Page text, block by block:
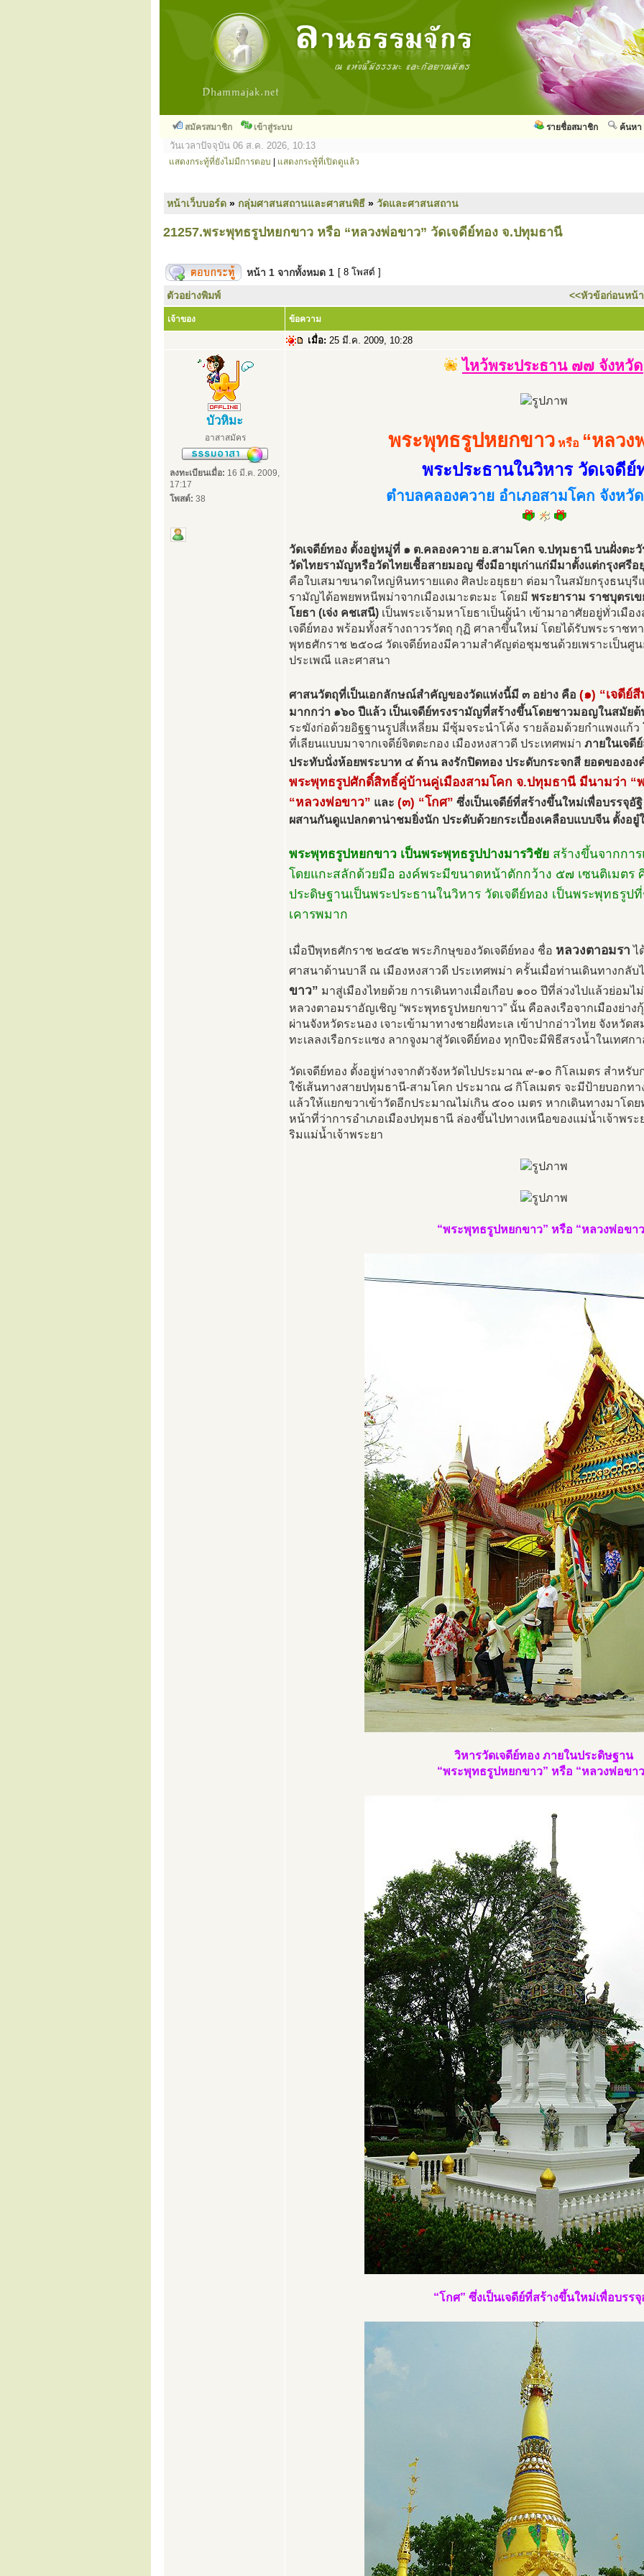
สมัครสมาชิก เข้าสู่ระบบ ค้นหา
รายชื่อสมาชิก
วันเวลาปัจจุบัน 06 ส.ค. 2026, 10:13
แสดงกระทู้ที่ยังไม่มีการตอบ แสดงกระทู้ที่เปิดดูแล้ว
หน้าเว็บบอร์ด » กลุ่มศาสนสถานและศาสนพิธี » วัดและศาสนสถาน
21257.พระพุทธรูปหยกขาว หรือ “หลวงพ่อขาว” วัดเจดีย์ทอง จ.ปทุมธานี
หน้า 1 จากทั้งหมด 1 [ 8 โพสต์ ]
ตัวอย่างพิมพ์ <<หัวข้อก่อนหน้า
เจ้าของ ข้อความ
เมื่อ: 25 มี.ค. 2009, 10:28
บัวหิมะ
อาสาสมัคร
ลงทะเบียนเมื่อ: 16 มี.ค. 2009,
17:17
โพสต์: 38
ไหว้พระประธาน ๗๗ จังหวัด
พระพุทธรูปหยกขาว หรือ “หลวง
พระประธานในวิหาร วัดเจดีย์
ตำบลคลองควาย อำเภอสามโคก จังหวั
วัดเจดีย์ทอง ตั้งอยู่หมู่ที่ ๑ ต.คลองควาย อ.สามโคก จ.ปทุมธานี บนฝั่งตะ
วัดไทยรามัญหรือวัดไทยเชื้อสายมอญ ซึ่งมีอายุเก่าแก่มีมาตั้งแต่กรุงศรีอ
คือใบเสมาขนาดใหญ่หินทรายแดง ศิลปะอยุธยา ต่อมาในสมัยกรุงธนบุ
รามัญได้อพยพหนีพม่าจากเมืองเมาะตะมะ โดยมี พระยาราม ราชบุตรเ
โยธา (เจ่ง คชเสนี) เป็นพระเจ้ามหาโยธาเป็นผู้นำ เข้ามาอาศัยอยู่ทั่วเมือ
เจดีย์ทอง พร้อมทั้งสร้างถาวรวัตถุ กุฏิ ศาลาขึ้นใหม่ โดยได้รับพระราชท
พุทธศักราช ๒๕๐๘ วัดเจดีย์ทองมีความสำคัญต่อชุมชนด้วยเพราะเป็นศู
ประเพณี และศาสนา
ศาสนวัตถุที่เป็นเอกลักษณ์สำคัญของวัดแห่งนี้มี ๓ อย่าง คือ (๑) “เจดีย์สี
มากกว่า ๑๖๐ ปีแล้ว เป็นเจดีย์ทรงรามัญที่สร้างขึ้นโดยชาวมอญในสมัย
ระฆังก่อด้วยอิฐฐานรูปสี่เหลี่ยม มีซุ้มจระนำโค้ง รายล้อมด้วยกำแพงแก้
ที่เลียนแบบมาจากเจดีย์จิตตะกอง เมืองหงสาวดี ประเทศพม่า ภายในเจดี
ประทับนั่งห้อยพระบาท ๔ ด้าน ลงรักปิดทอง ประดับกระจกสี ยอดของอ
พระพุทธรูปศักดิ์สิทธิ์คู่บ้านคู่เมืองสามโคก จ.ปทุมธานี มีนามว่า “
“หลวงพ่อขาว” และ (๓) “โกศ” ซึ่งเป็นเจดีย์ที่สร้างขึ้นใหม่เพื่อบรรจุ
ผสานกันดูแปลกตาน่าชมยิ่งนัก ประดับด้วยกระเบื้องเคลือบแบบจีน ตั้งอยู๋
พระพุทธรูปหยกขาว เป็นพระพุทธรูปปางมารวิชัย สร้างขึ้นจากกา
โดยแกะสลักด้วยมือ องค์พระมีขนาดหน้าตักกว้าง ๕๗ เซนติเมตร
ประดิษฐานเป็นพระประธานในวิหาร วัดเจดีย์ทอง เป็นพระพุทธรู
เคารพมาก
เมื่อปีพุทธศักราช ๒๔๕๒ พระภิกษุของวัดเจดีย์ทอง ชื่อ หลวงตาอมรา ไ
ศาสนาด้านบาลี ณ เมืองหงสาวดี ประเทศพม่า ครั้นเมื่อท่านเดินทางกลั
ขาว” มาสู่เมืองไทยด้วย การเดินทางเมื่อเกือบ ๑๐๐ ปีที่ล่วงไปแล้วย่อม
หลวงตาอมราอัญเชิญ “พระพุทธรูปหยกขาว” นั้น คือลงเรือจากเมืองย่าง
ผ่านจังหวัดระนอง เจาะเข้ามาทางชายฝั่งทะเล เข้าปากอ่าวไทย จังหวัด
ทะเลลงเรือกระแซง ลากจูงมาสู่วัดเจดีย์ทอง ทุกปีจะมีพิธีสรงน้ำในเทศก
วัดเจดีย์ทอง ตั้งอยู่ห่างจากตัวจังหวัดไปประมาณ ๙-๑๐ กิโลเมตร สำหรับ
ใช้เส้นทางสายปทุมธานี-สามโคก ประมาณ ๘ กิโลเมตร จะมีป้ายบอกทา
แล้วให้แยกขวาเข้าวัดอีกประมาณไม่เกิน ๕๐๐ เมตร หากเดินทางมาโดย
หน้าที่ว่าการอำเภอเมืองปทุมธานี ล่องขึ้นไปทางเหนือของแม่น้ำเจ้าพระ
ริมแม่น้ำเจ้าพระยา
“พระพุทธรูปหยกขาว” หรือ “หลวงพ่อขา
วิหารวัดเจดีย์ทอง ภายในประดิษฐาน
“พระพุทธรูปหยกขาว” หรือ “หลวงพ่อขา
“โกศ” ซึ่งเป็นเจดีย์ที่สร้างขึ้นใหม่เพื่อบรรจุ